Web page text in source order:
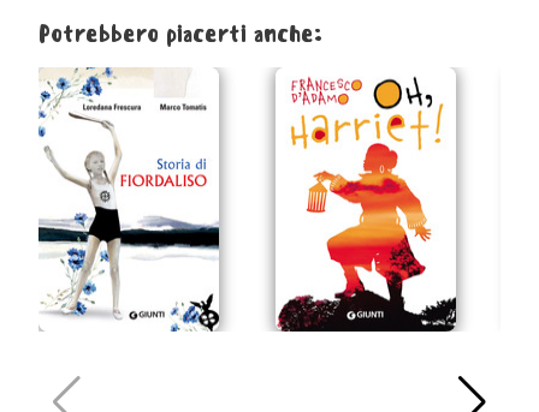
Potrebbero piacerti anche: